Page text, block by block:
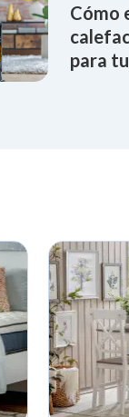
Cómo
para